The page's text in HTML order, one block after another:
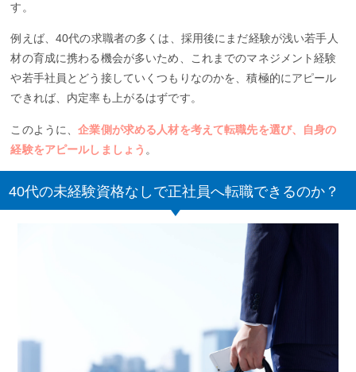
す。
例えば、40代の求職者の多くは、採用後にまだ経験が浅い若手人
材の育成に携わる機会が多いため、これまでのマネジメント経験
や若手社員とどう接していくつもりなのかを、積極的にアピール
できれば、内定率も上がるはずです。
このように、企業側が求める人材を考えて転職先を選び、自身の
経験をアピールしましょう 。
40代の未経験資格なしで正社員へ転職できるのか？